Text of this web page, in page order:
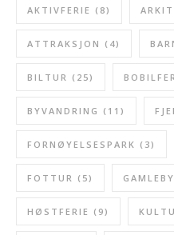
AKTIVFERIE (8)
ATTRAKSJON (4)
BILTUR (25)
BYVANDRING (11)
FORNØYELSESPARK (3)
FOTTUR (5) GAMLEBY
HØSTFERIE (9)